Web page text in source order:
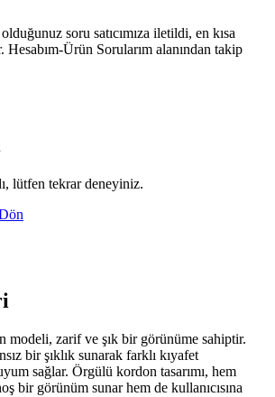
soru satıcımıza iletildi, en kısa
Hesabım-Ürün Sorularım alanından takip
lütfen tekrar deneyiniz.
modeli, zarif ve şık bir görünüme sahiptir.
bir şıklık sunarak farklı kıyafet
sağlar. Örgülü kordon tasarımı, hem
bir görünüm sunar hem de kullanıcısına